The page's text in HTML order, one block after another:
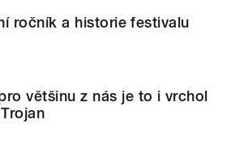
ročník a historie festivalu
většinu z nás je to i vrchol